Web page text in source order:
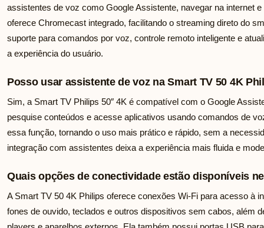
assistentes de voz como Google Assistente, navegar na internet
oferece Chromecast integrado, facilitando o streaming direto do
suporte para comandos por voz, controle remoto inteligente e
a experiência do usuário.
Posso usar assistente de voz na Smart TV 50 4K
Sim, a Smart TV Philips 50″ 4K é compatível com o Google
pesquise conteúdos e acesse aplicativos usando comandos de
essa função, tornando o uso mais prático e rápido, sem a
integração com assistentes deixa a experiência mais fluida e
Quais opções de conectividade estão disponíveis
A Smart TV 50 4K Philips oferece conexões Wi-Fi para acesso à
fones de ouvido, teclados e outros dispositivos sem cabos, além